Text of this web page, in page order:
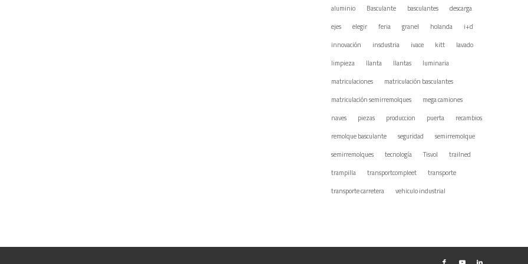
aluminio
Basculante basculantes
descarga
ejes
elegir feria granel holanda
i+d
innovación
insdustria ivace kitt
lavado
limpieza
llanta llantas
luminaria
matriculaciones
matriculación basculantes
matriculación semirremolques
mega camiones
naves
piezas produccion puerta
recambios
remolque basculante
seguridad
semirremolque
semirremolques
tecnología Tisvol
trailned
trampilla
transportcompleet
transporte
transporte carretera
vehiculo industrial